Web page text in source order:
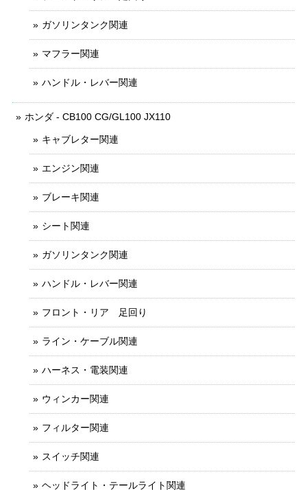
ガソリンタンク関連
マフラー関連
ハンドル・レバー関連
ホンダ - CB100 CG/GL100 JX110
キャブレター関連
エンジン関連
ブレーキ関連
シート関連
ガソリンタンク関連
ハンドル・レバー関連
フロント・リア 足回り
ライン・ケーブル関連
ハーネス・電装関連
ウィンカー関連
フィルター関連
スイッチ関連
ヘッドライト・テールライト関連